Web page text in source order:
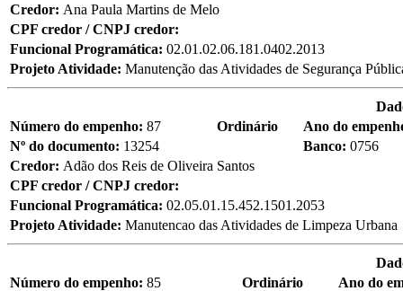
Credor: Ana Paula Martins de Melo
CPF credor / CNPJ credor:
Funcional Programática: 02.01.02.06.181.0402.2013
Projeto Atividade: Manutenção das Atividades de Segurança
Número do empenho: 87 Ordinário
Ano do
Nº do documento: 13254 Banco: 0756
Credor: Adão dos Reis de Oliveira Santos
CPF credor / CNPJ credor:
Funcional Programática: 02.05.01.15.452.1501.2053
Projeto Atividade: Manutencao das Atividades de Limpeza Urbana
Número do empenho: 85 Ordinário
Ano do